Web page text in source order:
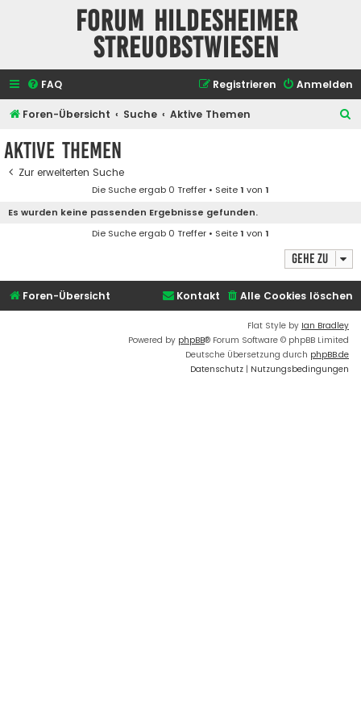
Forum Hildesheimer
Streuobstwiesen
FAQ Anmelden
Registrieren
Foren-Übersicht Suche Aktive Themen
Aktive Themen
Zur erweiterten Suche
Die Suche ergab 0 Treffer • Seite1 von 1
Es wurden keine passenden Ergebnisse gefunden.
Die Suche ergab 0 Treffer • Seite1 von 1
Gehe zu
Foren-Übersicht Alle Cookies löschen
Kontakt
Flat Style by Ian Bradley
Powered by phpBB® Forum Software © phpBB Limited
Deutsche Übersetzung durch phpBB.de
Datenschutz | Nutzungsbedingungen